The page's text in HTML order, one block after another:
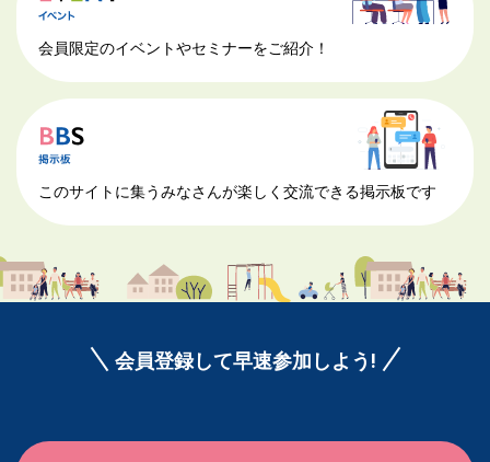
会員限定のイベントやセミナーをご紹介！
このサイトに集うみなさんが楽しく交流できる掲示板です
会員登録して早速参加しよう!